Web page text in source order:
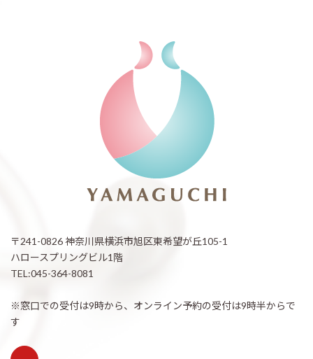
〒241-0826 神奈川県横浜市旭区東希望が丘105-1
ハロースプリングビル1階
TEL:045-364-8081
※窓口での受付は9時から、オンライン予約の受付は9時半からで
す